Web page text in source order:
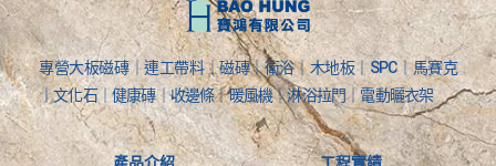
專營大板磁磚｜連工帶料｜磁磚｜衛浴｜木地板｜SPC｜馬賽克
｜文化石｜健康磚｜收邊條｜暖風機｜淋浴拉門｜電動曬衣架
產品介紹 工程實績